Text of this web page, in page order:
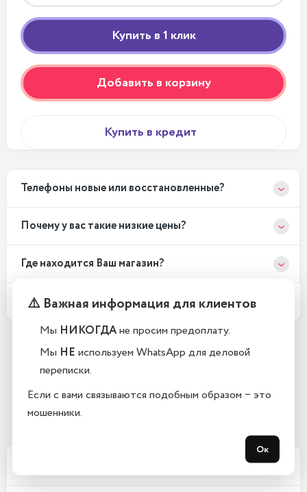
Добавить в корзину
Купить в кредит
Телефоны новые или восстановленные?
Почему у вас такие низкие цены?
Где находится Ваш магазин?
Какой срок гарантии?
Остались вопросы?
С 10:00 до 21:00, без выходных
⚠️ Важная информация для клиентов
Мы НИКОГДАне просим предоплату.
Мы НЕ используем WhatsApp для деловой
переписки.
Если с вами связываются подобным образом − это
мошенники.
Ок